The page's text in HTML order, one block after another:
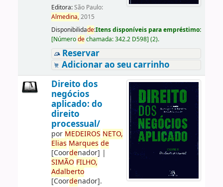
Editora:São Paulo:
Almedina,2015
Disponibilidade:Itens disponíveis para empréstimo:
[Númerodechamada:342.2 D598] (2).
Reservar
Adicionar ao seu carrinho
Direito dos
negócios
aplicado: do
direito
processual/
por MEDEIROS NETO,
Elias Marques de
[Coordenador] |
SIMÃO FILHO,
Adalberto
[Coordenador].